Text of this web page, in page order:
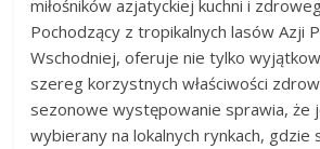
miłośników azjatyckiej kuchni i
Pochodzący z tropikalnych lasów Azji
Wschodniej, oferuje nie tylko
szereg korzystnych właściwości
sezonowe występowanie sprawia, że
wybierany na lokalnych rynkach, gdzie